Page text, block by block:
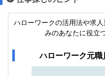
ハローワークの活用法や求
みのあなたに役立
ハローワーク元